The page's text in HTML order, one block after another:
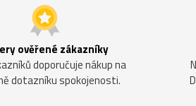
ověřené zákazníky
doporučuje nákup na
dotazníku spokojenosti.